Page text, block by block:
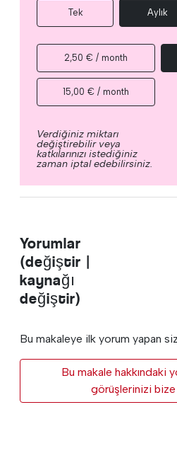
Tek Aylık
2,50 € / month
15,00 € / month
Verdiğiniz miktarı
değiştirebilir veya
katkılarınızı istediğiniz
zaman iptal edebilirsiniz.
Yorumlar
(değiştir |
kaynağı
değiştir)
Bu makaleye ilk yorum yapan
Bu makale hakkındaki
görüşlerinizi